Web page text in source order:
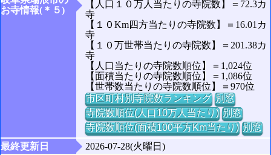
お寺情報(＊５)
【人口１０万人当たりの寺院数】＝72.3カ
寺
【１０Km四方当たりの寺院数】＝16.01カ
寺
【１０万世帯当たりの寺院数】＝201.38カ
寺
【人口当たりの寺院数順位】＝1,024位
【面積当たりの寺院数順位】＝1,086位
【世帯数当たりの寺院数順位】＝970位
市区町村別寺院数ランキング 別窓
寺院数順位(人口10万人当たり) 別窓
寺院数順位(面積100平方Km当たり) 別窓
最終更新日
2026-07-28(火曜日)